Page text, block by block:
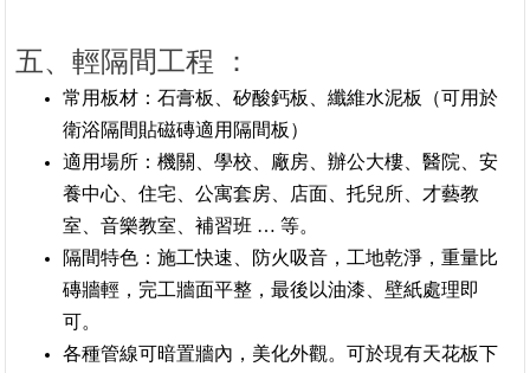
五、輕隔間工程 ：
常用板材：石膏板、矽酸鈣板、纖維水泥板（可用於
衛浴隔間貼磁磚適用隔間板）
適用場所：機關、學校、廠房、辦公大樓、醫院、安
養中心、住宅、公寓套房、店面、托兒所、才藝教
室、音樂教室、補習班 … 等。
隔間特色：施工快速、防火吸音，工地乾淨，重量比
磚牆輕，完工牆面平整，最後以油漆、壁紙處理即
可。
各種管線可暗置牆內，美化外觀。可於現有天花板下